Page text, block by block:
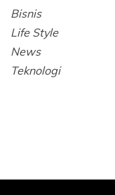
Bisnis
Life Style
News
Teknologi